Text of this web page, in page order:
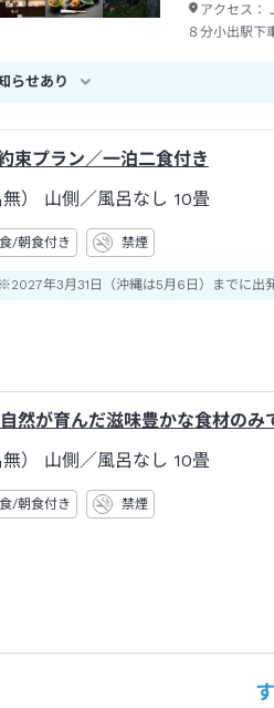
アクセス：
８分小出駅下
らせあり
束プラン／一泊二食付き
） 山側 ／風呂なし 10畳
/朝食付き 禁煙
年3月31日（沖縄は5月6日）までに出
然が育んだ滋味豊かな食材の
） 山側 ／風呂なし 10畳
/朝食付き 禁煙